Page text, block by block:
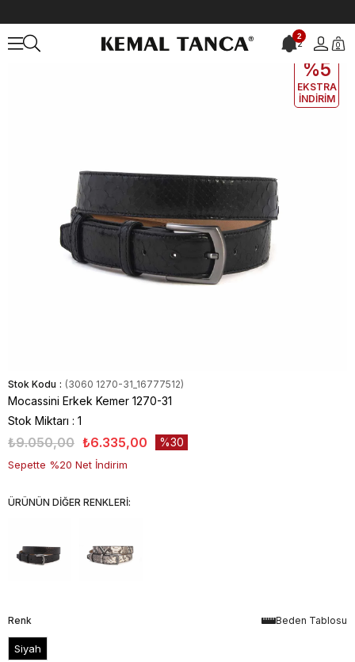
2
2 0
EKLE5
%5
EKSTRA
İNDİRİM
Stok Kodu (3060 1270-31_16777512)
Mocassini Erkek Kemer 1270-31
Stok Miktarı : 1
₺9.050,00 ₺6.335,00 30
Sepette %20 Net İndirim
ÜRÜNÜN DİĞER RENKLERİ:
Beden Tablosu
Renk
Siyah